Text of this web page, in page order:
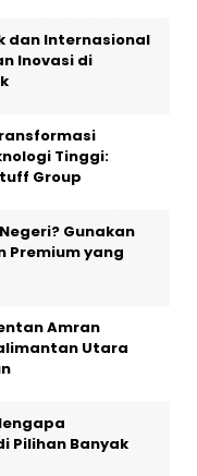
dan Internasional
Inovasi di
Tinggi:
Group
Gunakan
Premium yang
Amran
Utara
Pilihan Banyak